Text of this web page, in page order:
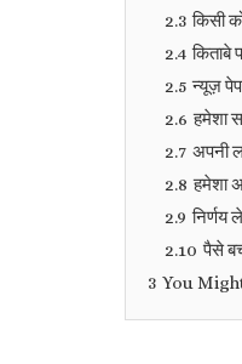
2.3 किसी
2.4 किताबे
2.5 न्यूज़
2.6 हमेशा
2.7 अपनी
2.8 हमेशा
2.9
2.10 पैसे
3 You